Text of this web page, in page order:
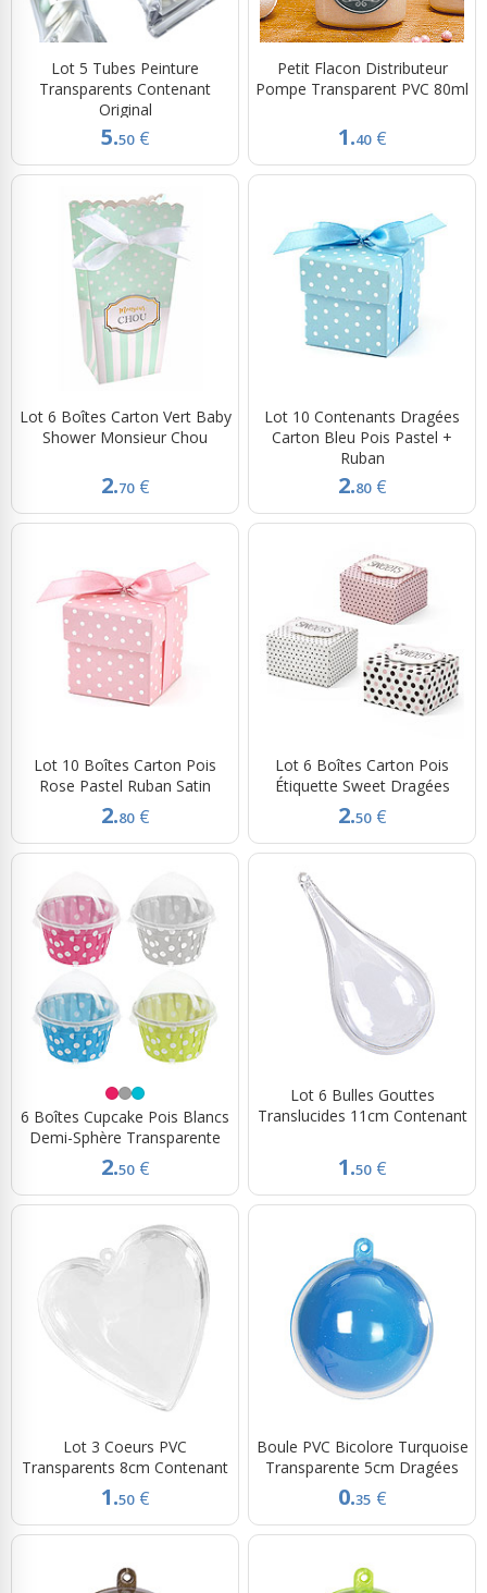
Lot 5 Tubes Peinture
Transparents Contenant
Original
5.50 €
Petit Flacon Distributeur
Pompe Transparent PVC 80ml
1.40 €
Lot 6 Boîtes Carton Vert Baby
Shower Monsieur Chou
2.70 €
Lot 10 Contenants Dragées
Carton Bleu Pois Pastel +
Ruban
2.80 €
Lot 10 Boîtes Carton Pois
Rose Pastel Ruban Satin
2.80 €
Lot 6 Boîtes Carton Pois
Étiquette Sweet Dragées
2.50 €
6 Boîtes Cupcake Pois Blancs
Demi-Sphère Transparente
2.50 €
Lot 6 Bulles Gouttes
Translucides 11cm Contenant
1.50 €
Lot 3 Coeurs PVC
Transparents 8cm Contenant
1.50 €
Boule PVC Bicolore Turquoise
Transparente 5cm Dragées
0.35 €